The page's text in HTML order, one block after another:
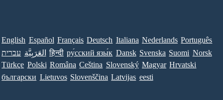
English Español Français Deutsch Italiana Nederlands Português
עברית العَرَبِيَّة हिन्दी ру́сский язы́к Dansk Svenska Suomi Norsk
Türkçe Polski Româna Ceština Slovenský Magyar Hrvatski
български Lietuvos Slovenščina Latvijas eesti